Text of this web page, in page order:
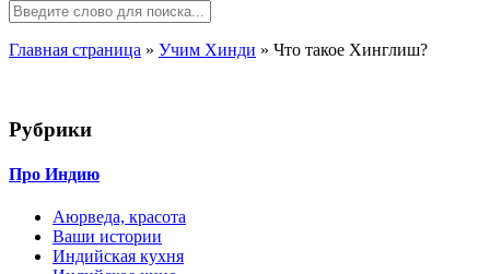
Главная страница » Учим Хинди » Что такое Хинглиш?
Рубрики
Про Индию
Аюрведа, красота
Ваши истории
Индийская кухня